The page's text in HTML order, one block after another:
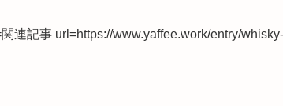
連記事 url=https://www.yaffee.work/entry/